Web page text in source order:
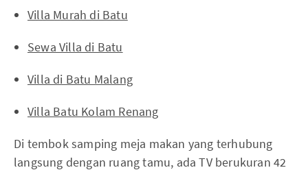
Villa Murah di Batu
Sewa Villa di Batu
Villa di Batu Malang
Villa Batu Kolam Renang
Di tembok samping meja makan yang terhubung
langsung dengan ruang tamu, ada TV berukuran 42